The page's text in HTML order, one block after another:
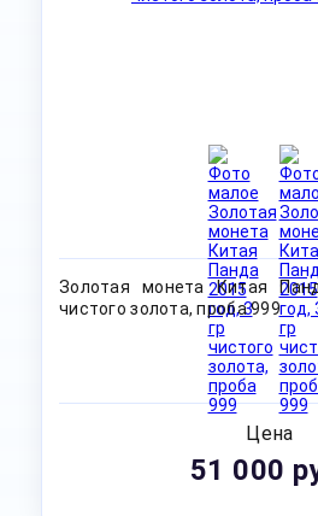
Золотая монета Китая
чистого золота, проба 999
Цена
51 000